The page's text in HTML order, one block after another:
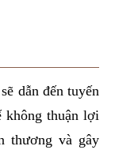
dẫn đến tuyến
không thuận lợi
thương và gây